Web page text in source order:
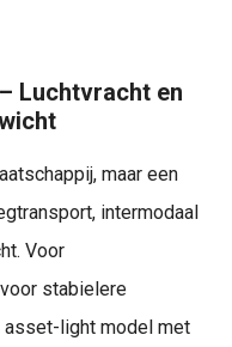
Luchtvracht en
maar een
intermodaal
Voor
stabielere
light model met